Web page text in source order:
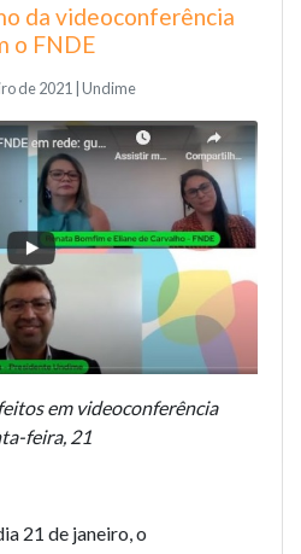
da videoconferência
o FNDE
de 2021 | Undime
em videoconferência
feira, 21
21 de janeiro, o